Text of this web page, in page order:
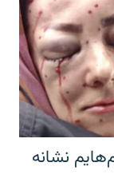
نشانه